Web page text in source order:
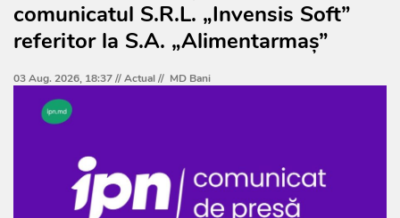
comunicatul S.R.L. „Invensis Soft”
referitor la S.A. „Alimentarmaș”
03 Aug. 2026, 18:37 //Actual// MD Bani